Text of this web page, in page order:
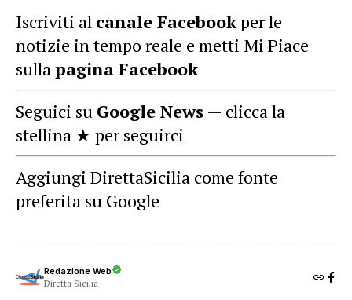
Iscriviti al canale Facebookper le
notizie in tempo reale e metti Mi Piace
sullapagina Facebook
Seguici su Google News — clicca la
stellina ★ per seguirci
Aggiungi DirettaSicilia come fonte
preferita su Google
Redazione Web
Diretta Sicilia